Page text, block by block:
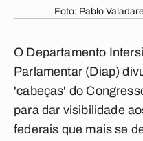
Foto: Pablo
O Departamento
Parlamentar (Diap)
'cabeças' do
para dar visibilidade
federais que mais se